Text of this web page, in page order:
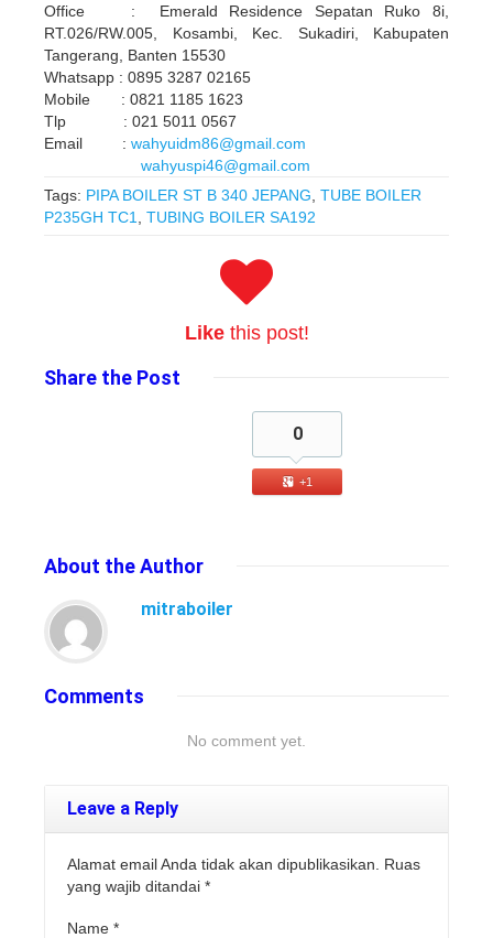
Office : Emerald Residence Sepatan Ruko 8i,
RT.026/RW.005, Kosambi, Kec. Sukadiri, Kabupaten
Tangerang, Banten 15530
Whatsapp : 0895 3287 02165
Mobile : 0821 1185 1623
Tlp : 021 5011 0567
Email : wahyuidm86@gmail.com
wahyuspi46@gmail.com
Tags: PIPA BOILER ST B 340 JEPANG TUBE BOILER
P235GH TC1
TUBING BOILER SA192
Likethis post!
Share the Post
0
+1
About the Author
mitraboiler
Comments
No comment yet.
Leave a Reply
Alamat email Anda tidak akan dipublikasikan. Ruas
yang wajib ditandai *
Name *